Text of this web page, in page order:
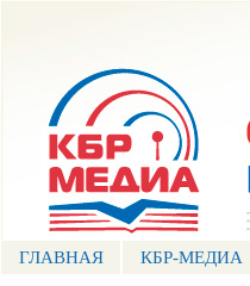
ГЛАВНАЯ КБР-МЕДИА